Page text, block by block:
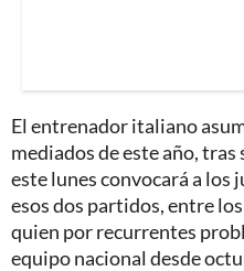
El entrenador italiano
mediados de este año,
este lunes convocará a los
esos dos partidos, entre
quien por recurrentes
equipo nacional desde